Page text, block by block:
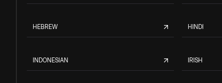
HEBREW HINDI
INDONESIAN IRISH